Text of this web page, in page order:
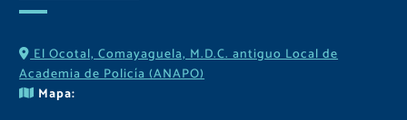
El Ocotal, Comayaguela, M.D.C. antiguo Local de
Academia de Policía (ANAPO)
Mapa: